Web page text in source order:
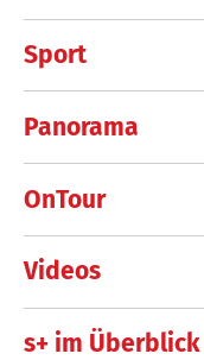
Sport
Panorama
OnTour
Videos
s+ im Überblick